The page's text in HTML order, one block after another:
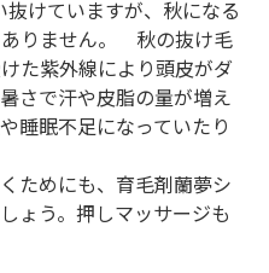
けていますが、秋になる
ありません。 秋の抜け毛
た紫外線により頭皮がダ
さで汗や皮脂の量が増え
睡眠不足になっていたり
ためにも、育毛剤蘭夢シ
ょう。押しマッサージも